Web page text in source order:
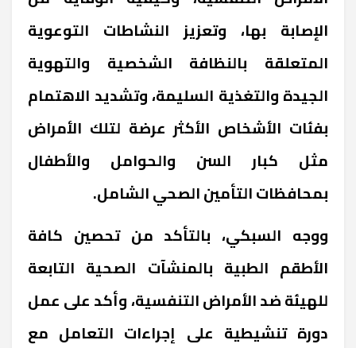
الإصابة بها، وتعزيز النشاطات التوعوية
المتعلقة بالنظافة الشخصية والتهوية
الجيدة والتغذية السليمة، وتشديد الاهتمام
بفئات الأشخاص الأكثر عرضة لتلك الأمراض
مثل كبار السن والحوامل والأطفال
بمحافظات التأمين الصحي الشامل.
ووجه السبكي، بالتأكد من تحصين كافة
الأطقم الطبية بالمنشآت الصحية التابعة
للهيئة ضد الأمراض التنفسية، وأكد على عمل
دورة تنشيطية على إجراءات التعامل مع